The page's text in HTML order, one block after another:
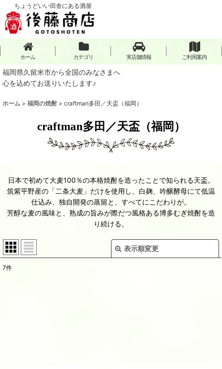
ちょうどいい田舎にある酒屋
ホーム カテゴリ 実店舗情報 ご利用案内
福岡県久留米市から全国のみなさまへ
心を込めてお送りいたします♪
ホーム > 福岡の焼酎 > craftman多田／天盃（福岡）
craftman多田／天盃（福岡）
日本で初めて大麦100％の本格焼酎を造ったことで知られる天盃。
筑紫平野産の「二条大麦」だけを使用し、白麹、吟醸酵母にて低温
仕込み、独自開発の蒸留と、すべてにこだわりが。
芳醇な麦の風味と、熟成の旨みが際だつ風格ある博多むぎ焼酎を造
り続ける。
表示順変更
7件